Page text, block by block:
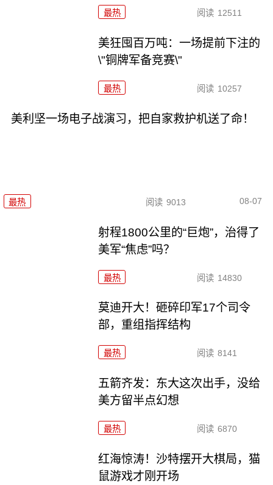
最热 阅读 12511
美狂囤百万吨：一场提前下注的
\"铜牌军备竞赛\"
最热 阅读 10257
美利坚一场电子战演习，把自家救护机送了命！
最热 阅读 9013 08-07
射程1800公里的“巨炮”，治得了
美军“焦虑”吗？
最热 阅读 14830
莫迪开大！砸碎印军17个司令
部，重组指挥结构
最热 阅读 8141
五箭齐发：东大这次出手，没给
美方留半点幻想
最热 阅读 6870
红海惊涛！沙特摆开大棋局，猫
鼠游戏才刚开场